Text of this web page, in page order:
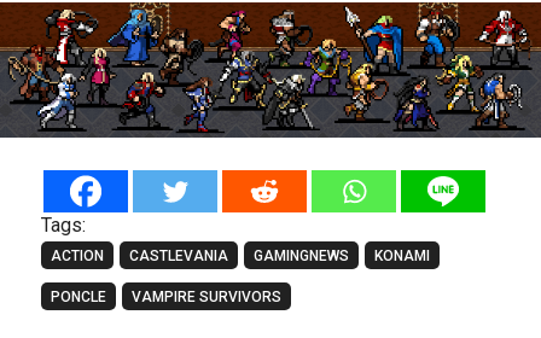
Tags:
ACTION CASTLEVANIA GAMINGNEWS KONAMI
PONCLE VAMPIRE SURVIVORS